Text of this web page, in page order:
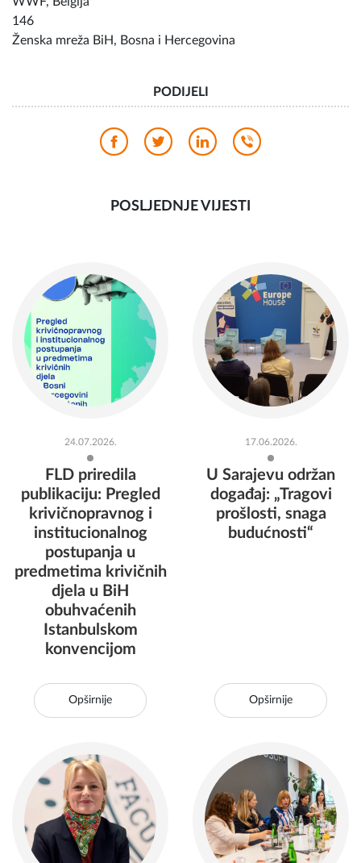
146
Ženska mreža BiH, Bosna i Hercegovina
PODIJELI
POSLJEDNJE VIJESTI
24.07.2026.
FLD priredila
publikaciju: Pregled
krivičnopravnog i
institucionalnog
postupanja u
predmetima krivičnih
djela u BiH
obuhvaćenih
Istanbulskom
konvencijom
Opširnije
17.06.2026.
U Sarajevu održan
događaj: „Tragovi
prošlosti, snaga
budućnosti“
Opširnije